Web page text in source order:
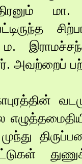
ம.
அவற்றைப்